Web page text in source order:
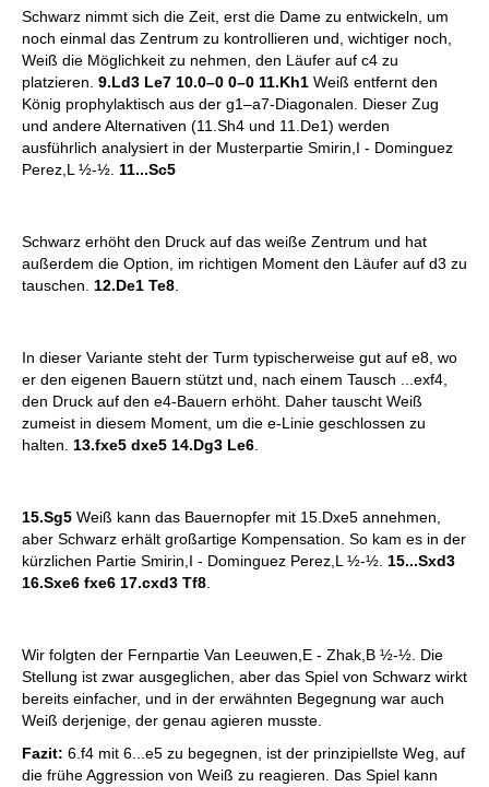
Schwarz nimmt sich die Zeit, erst die Dame zu entwickeln, um
noch einmal das Zentrum zu kontrollieren und, wichtiger noch,
Weiß die Möglichkeit zu nehmen, den Läufer auf c4 zu
platzieren. 9.Ld3 Le7 10.0–0 0–0 11.Kh1 Weiß entfernt den
König prophylaktisch aus der g1–a7-Diagonalen. Dieser Zug
und andere Alternativen (11.Sh4 und 11.De1) werden
ausführlich analysiert in der Musterpartie Smirin,I - Dominguez
Perez,L ½-½. 11...Sc5
Schwarz erhöht den Druck auf das weiße Zentrum und hat
außerdem die Option, im richtigen Moment den Läufer auf d3 zu
tauschen. 12.De1 Te8
In dieser Variante steht der Turm typischerweise gut auf e8, wo
er den eigenen Bauern stützt und, nach einem Tausch ...exf4,
den Druck auf den e4-Bauern erhöht. Daher tauscht Weiß
zumeist in diesem Moment, um die e-Linie geschlossen zu
halten. 13.fxe5 dxe5 14.Dg3 Le6
15.Sg5 Weiß kann das Bauernopfer mit 15.Dxe5 annehmen,
aber Schwarz erhält großartige Kompensation. So kam es in der
kürzlichen Partie Smirin,I - Dominguez Perez,L ½-½. 15...Sxd3
16.Sxe6 fxe6 17.cxd3 Tf8
Wir folgten der Fernpartie Van Leeuwen,E - Zhak,B ½-½. Die
Stellung ist zwar ausgeglichen, aber das Spiel von Schwarz wirkt
bereits einfacher, und in der erwähnten Begegnung war auch
Weiß derjenige, der genau agieren musste.
Fazit: 6.f4 mit 6...e5 zu begegnen, ist der prinzipiellste Weg, auf
die frühe Aggression von Weiß zu reagieren. Das Spiel kann